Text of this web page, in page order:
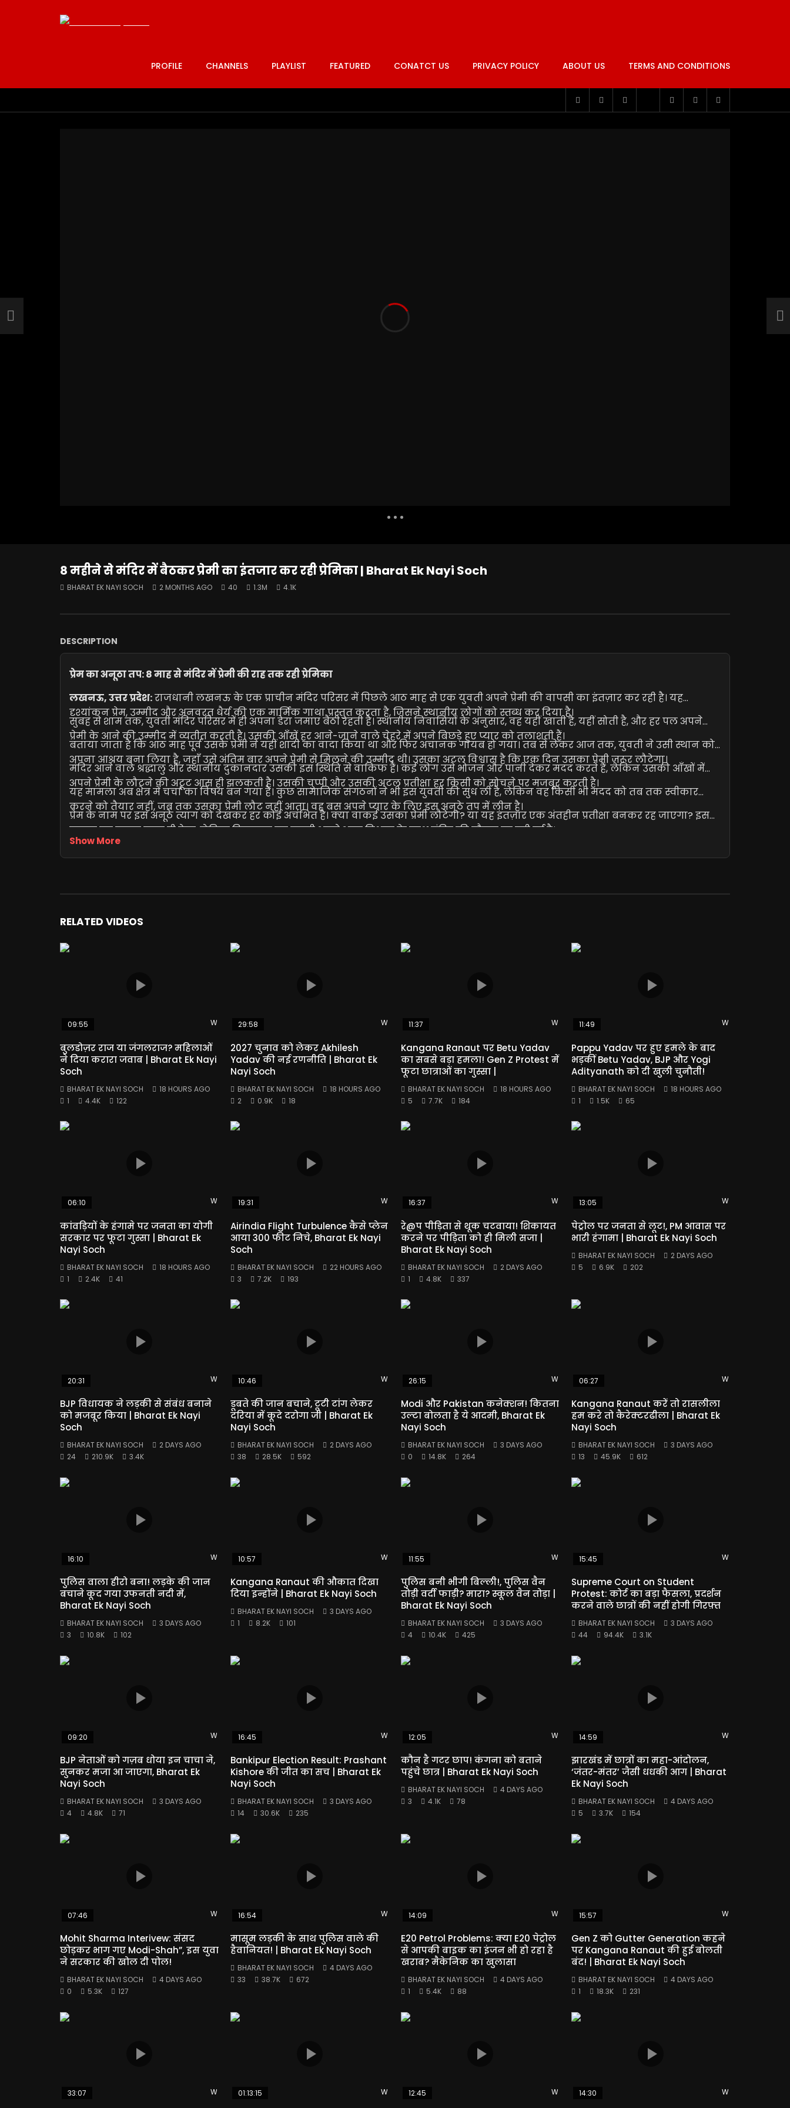
PROFILE CHANNELS PLAYLIST FEATURED CONATCT US PRIVACY POLICY ABOUT US TERMS AND CONDITIONS
8 महीने से मंदिर में बैठकर प्रेमी का इंतजार कर रही प्रेमिका | Bharat Ek Nayi Soch
BHARAT EK NAYI SOCH 2 MONTHS AGO 40 1.3M 4.1K
DESCRIPTION
प्रेम का अनूठा तप: 8 माह से मंदिर में प्रेमी की राह तक रही प्रेमिका
लखनऊ, उत्तर प्रदेश:राजधानी लखनऊ के एक प्राचीन मंदिर परिसर में पिछले आठ माह से एक युवती अपने प्रेमी की वापसी का इंतज़ार कर रही है। यह
दृश्यांकन प्रेम, उम्मीद और अनवरत धैर्य की एक मार्मिक गाथा प्रस्तुत करता है, जिसने स्थानीय लोगों को स्तब्ध कर दिया है।
सुबह से शाम तक, युवती मंदिर परिसर में ही अपना डेरा जमाए बैठी रहती है। स्थानीय निवासियों के अनुसार, वह यहीं खाती है, यहीं सोती है, और हर पल अपने
प्रेमी के आने की उम्मीद में व्यतीत करती है। उसकी आँखें हर आने-जाने वाले चेहरे में अपने बिछड़े हुए प्यार को तलाशती हैं।
बताया जाता है कि आठ माह पूर्व उसके प्रेमी ने यहीं शादी का वादा किया था और फिर अचानक गायब हो गया। तब से लेकर आज तक, युवती ने उसी स्थान को
अपना आश्रय बना लिया है, जहाँ उसे अंतिम बार अपने प्रेमी से मिलने की उम्मीद थी। उसका अटल विश्वास है कि एक दिन उसका प्रेमी ज़रूर लौटेगा।
मंदिर आने वाले श्रद्धालु और स्थानीय दुकानदार उसकी इस स्थिति से वाकिफ हैं। कई लोग उसे भोजन और पानी देकर मदद करते हैं, लेकिन उसकी आँखों में
अपने प्रेमी के लौटने की अटूट आस ही झलकती है। उसकी चुप्पी और उसकी अटल प्रतीक्षा हर किसी को सोचने पर मजबूर करती है।
यह मामला अब क्षेत्र में चर्चा का विषय बन गया है। कुछ सामाजिक संगठनों ने भी इस युवती की सुध ली है, लेकिन वह किसी भी मदद को तब तक स्वीकार
करने को तैयार नहीं, जब तक उसका प्रेमी लौट नहीं आता। वह बस अपने प्यार के लिए इस अनूठे तप में लीन है।
प्रेम के नाम पर इस अनूठे त्याग को देखकर हर कोई अचंभित है। क्या वाकई उसका प्रेमी लौटेगा? या यह इंतज़ार एक अंतहीन प्रतीक्षा बनकर रह जाएगा? इस
सवाल का जवाब वक़्त ही देगा, लेकिन फिलहाल यह युवती अपने अटूट विश्वास के साथ मंदिर की चौखट पर डटी हुई है।
Show More
RELATED VIDEOS
Watch Later
09:55
बुलडोज़र राज या जंगलराज? महिलाओं
ने दिया करारा जवाब | Bharat Ek Nayi
Soch
BHARAT EK NAYI SOCH
18 HOURS AGO
1
4.4K 122
Watch Later
29:58
2027 चुनाव को लेकर Akhilesh
Yadav की नई रणनीति | Bharat Ek
Nayi Soch
BHARAT EK NAYI SOCH
18 HOURS AGO
2
0.9K 18
Watch Later
11:37
Kangana Ranaut पर Betu Yadav
का सबसे बड़ा हमला! Gen Z Protest में
फूटा छात्राओं का गुस्सा |
BHARAT EK NAYI SOCH
18 HOURS AGO
5
7.7K 184
Watch Later
11:49
Pappu Yadav पर हुए हमले के बाद
भड़कीं Betu Yadav, BJP और Yogi
Adityanath को दी खुली चुनौती!
BHARAT EK NAYI SOCH
18 HOURS AGO
1
1.5K 65
Watch Later
06:10
कांवड़ियों के हंगामे पर जनता का योगी
सरकार पर फूटा गुस्सा | Bharat Ek
Nayi Soch
BHARAT EK NAYI SOCH
18 HOURS AGO
1
2.4K 41
Watch Later
19:31
Airindia Flight Turbulence कैसे प्लेन
आया 300 फीट निचे, Bharat Ek Nayi
Soch
BHARAT EK NAYI SOCH
22 HOURS AGO
3
7.2K 193
Watch Later
16:37
रे@प पीड़िता से थूक चटवाया! शिकायत
करने पर पीड़िता को ही मिली सजा |
Bharat Ek Nayi Soch
BHARAT EK NAYI SOCH
2 DAYS AGO
1
4.8K 337
Watch Later
13:05
पेट्रोल पर जनता से लूट!, PM आवास पर
भारी हंगामा | Bharat Ek Nayi Soch
BHARAT EK NAYI SOCH
2 DAYS AGO
5
6.9K 202
Watch Later
20:31
BJP विधायक ने लड़की से संबंध बनाने
को मजबूर किया | Bharat Ek Nayi
Soch
BHARAT EK NAYI SOCH
2 DAYS AGO
24
210.9K 3.4K
Watch Later
10:46
डूबते की जान बचाने, टूटी टांग लेकर
दरिया में कूदे दरोगा जी | Bharat Ek
Nayi Soch
BHARAT EK NAYI SOCH
2 DAYS AGO
38
28.5K 592
Watch Later
26:15
Modi और Pakistan कनेक्शन! कितना
उल्टा बोलता है ये आदमी, Bharat Ek
Nayi Soch
BHARAT EK NAYI SOCH
3 DAYS AGO
0
14.8K 264
Watch Later
06:27
Kangana Ranaut करें तो रासलीला
हम करे तो कैरेक्टरढीला | Bharat Ek
Nayi Soch
BHARAT EK NAYI SOCH
3 DAYS AGO
13
45.9K 612
Watch Later
16:10
पुलिस वाला हीरो बना! लड़के की जान
बचाने कूद गया उफनती नदी में,
Bharat Ek Nayi Soch
BHARAT EK NAYI SOCH
3 DAYS AGO
3
10.8K 102
Watch Later
10:57
Kangana Ranaut की औकात दिखा
दिया इन्होंने | Bharat Ek Nayi Soch
BHARAT EK NAYI SOCH
3 DAYS AGO
1
8.2K 101
Watch Later
11:55
पुलिस बनी भीगी बिल्ली!, पुलिस वैन
तोड़ी वर्दी फाड़ी? मारा? स्कूल वैन तोड़ा |
Bharat Ek Nayi Soch
BHARAT EK NAYI SOCH
3 DAYS AGO
4
10.4K 425
Watch Later
15:45
Supreme Court on Student
Protest: कोर्ट का बड़ा फैसला, प्रदर्शन
करने वाले छात्रों की नहीं होगी गिरफ़्त
BHARAT EK NAYI SOCH
3 DAYS AGO
44
94.4K 3.1K
Watch Later
09:20
BJP नेताओं को गज़ब धोया इन चाचा ने,
सुनकर मजा आ जाएगा, Bharat Ek
Nayi Soch
BHARAT EK NAYI SOCH
3 DAYS AGO
4
4.8K 71
Watch Later
16:45
Bankipur Election Result: Prashant
Kishore की जीत का सच | Bharat Ek
Nayi Soch
BHARAT EK NAYI SOCH
3 DAYS AGO
14
30.6K 235
Watch Later
12:05
कौन है गटर छाप! कंगना को बताने
पहुंचे छात्र | Bharat Ek Nayi Soch
BHARAT EK NAYI SOCH
4 DAYS AGO
3
4.1K 78
Watch Later
14:59
झारखंड में छात्रों का महा-आंदोलन,
‘जंतर-मंतर’ जैसी धधकी आग | Bharat
Ek Nayi Soch
BHARAT EK NAYI SOCH
4 DAYS AGO
5
3.7K 154
Watch Later
07:46
Mohit Sharma Interivew: संसद
छोड़कर भाग गए Modi-Shah”, इस युवा
ने सरकार की खोल दी पोल!
BHARAT EK NAYI SOCH
4 DAYS AGO
0
5.3K 127
Watch Later
16:54
मासूम लड़की के साथ पुलिस वाले की
हैवानियत! | Bharat Ek Nayi Soch
BHARAT EK NAYI SOCH
4 DAYS AGO
33
38.7K 672
Watch Later
14:09
E20 Petrol Problems: क्या E20 पेट्रोल
से आपकी बाइक का इंजन भी हो रहा है
खराब? मैकेनिक का खुलासा
BHARAT EK NAYI SOCH
4 DAYS AGO
1
5.4K 88
Watch Later
15:57
Gen Z को Gutter Generation कहने
पर Kangana Ranaut की हुई बोलती
बंद! | Bharat Ek Nayi Soch
BHARAT EK NAYI SOCH
4 DAYS AGO
1
18.3K 231
Watch Later
33:07 Watch Later
01:13:15 Watch Later
12:45 Watch Later
14:30